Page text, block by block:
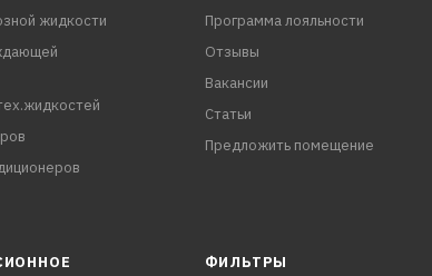
жидкости
Программа лояльности
Отзывы
Вакансии
Статьи
Предложить помещение
ФИЛЬТРЫ